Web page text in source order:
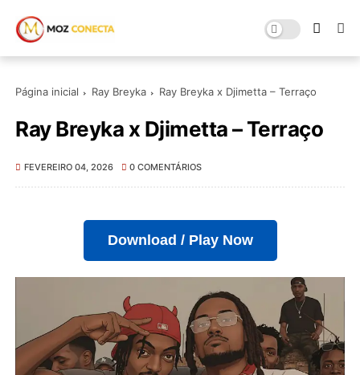
Página inicial Ray Breyka Ray Breyka x Djimetta – Terraço
Ray Breyka x Djimetta – Terraço
FEVEREIRO 04, 2026 0 COMENTÁRIOS
Download / Play Now